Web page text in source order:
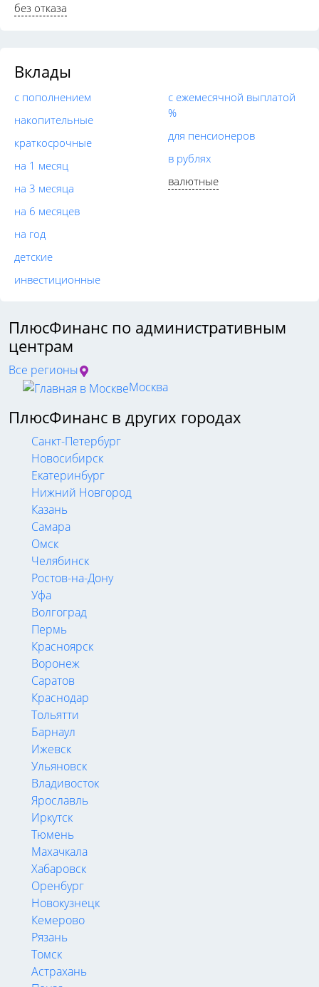
без отказа
Вклады
с пополнением
накопительные
краткосрочные
на 1 месяц
на 3 месяца
на 6 месяцев
на год
детские
инвестиционные
с ежемесячной выплатой
%
для пенсионеров
в рублях
валютные
ПлюсФинанс по административным
центрам
Все регионы
Москва
ПлюсФинанс в других городах
Санкт-Петербург
Новосибирск
Екатеринбург
Нижний Новгород
Казань
Самара
Омск
Челябинск
Ростов-на-Дону
Уфа
Волгоград
Пермь
Красноярск
Воронеж
Саратов
Краснодар
Тольятти
Барнаул
Ижевск
Ульяновск
Владивосток
Ярославль
Иркутск
Тюмень
Махачкала
Хабаровск
Оренбург
Новокузнецк
Кемерово
Рязань
Томск
Астрахань